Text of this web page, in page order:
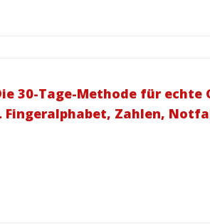
30-Tage-Methode für echte
Zahlen,